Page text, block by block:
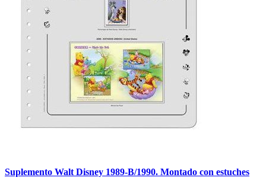
Suplemento Walt Disney 1989-B/1990. Montado con estuches